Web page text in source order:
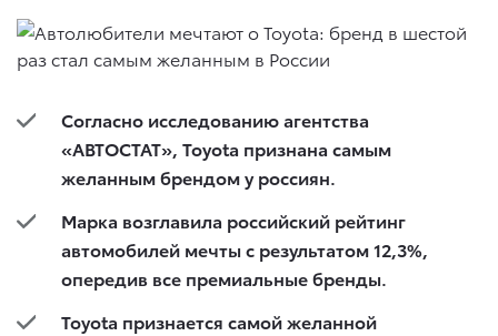
Согласно исследованию агентства
«АВТОСТАТ», Toyota признана самым
желанным брендом у россиян.
Марка возглавила российский рейтинг
автомобилей мечты с результатом 12,3%,
опередив все премиальные бренды.
Toyota признается самой желанной